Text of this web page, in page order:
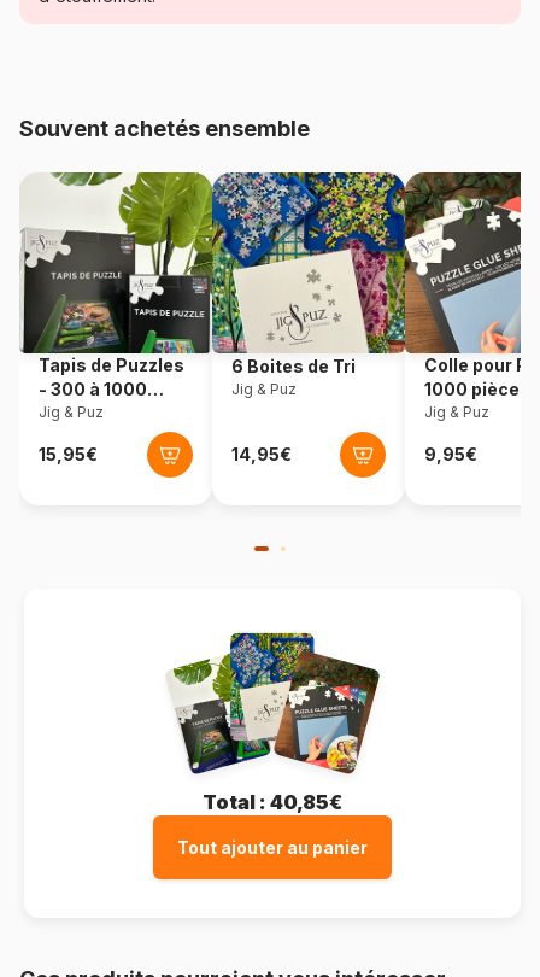
Provenance États-Unis
Sunsout-72032
EAN 0796780720329
Nombre de pièces 1000 pièces
Dimensions 69 x 51 cm
Souvent achetés ensemble
Tapis de Puzzles
- 300 à 1000
pièces
Jig & Puz
6 Boites de Tri
Jig & Puz
Colle pour
1000 pièces
Jig & Puz
Total : 40,85€
Tout ajouter au panier